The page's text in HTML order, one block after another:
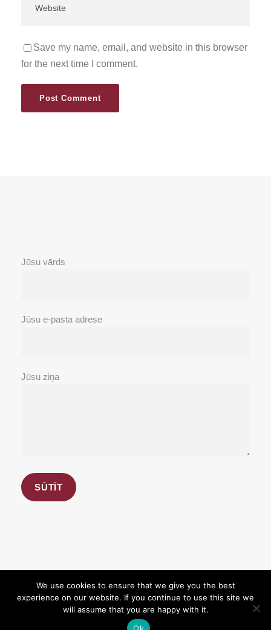
Save my name, email, and website in this browser
for the next time I comment.
Jūsu vārds
Jūsu e-pasta adrese
Jūsu ziņa
Copyright 2026, BioBank.lv. All Rights Reserved.
Designed with love
We use cookies to ensure that we give you the best
experience on our website. If you continue to use this site we
will assume that you are happy with it.
Ok